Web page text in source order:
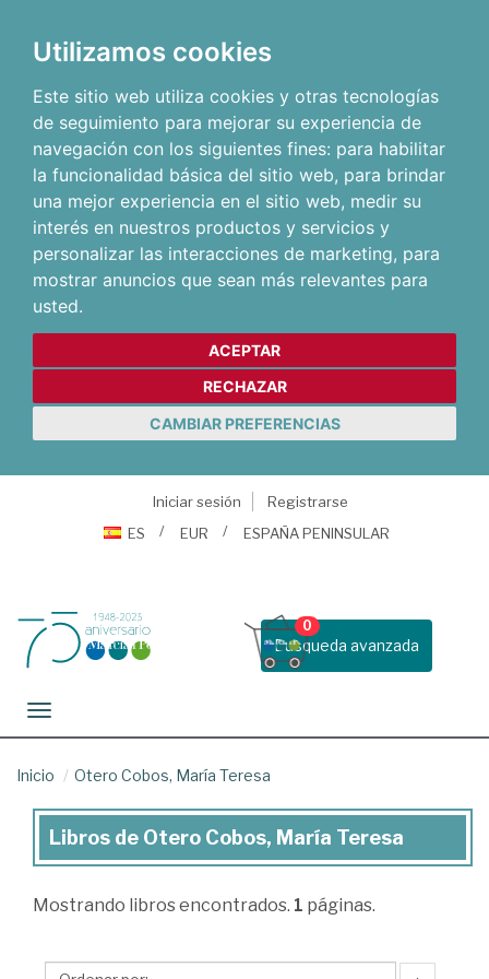
Utilizamos cookies
Este sitio web utiliza cookies y otras tecnologías
de seguimiento para mejorar su experiencia de
navegación con los siguientes fines: para habilitar
la funcionalidad básica del sitio web, para brindar
una mejor experiencia en el sitio web, medir su
interés en nuestros productos y servicios y
personalizar las interacciones de marketing, para
mostrar anuncios que sean más relevantes para
usted.
ACEPTAR
RECHAZAR
CAMBIAR PREFERENCIAS
Iniciar sesión
Registrarse
ES
EUR ESPAÑA PENINSULAR
Busqueda avanzada
0
Toggle navigation
Inicio Otero Cobos, María Teresa
Libros
Otero
Libros de Otero Cobos, María Teresa
Mostrando libros encontrados. 1 páginas.